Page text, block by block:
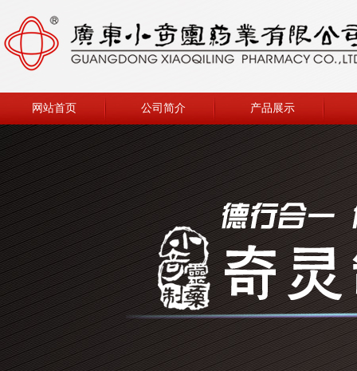
网站首页 公司简介 产品展示